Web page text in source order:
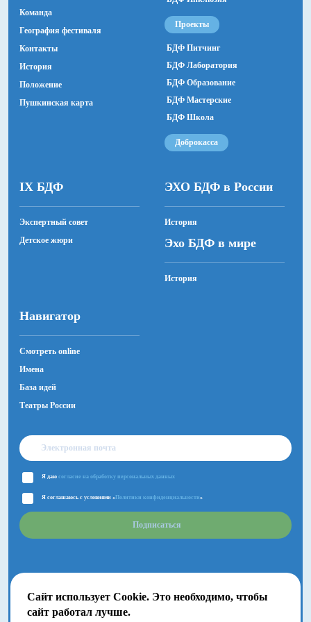
Сайт использует Cookie. Это необходимо, чтобы
сайт работал лучше.
Борис Карташёв
Педагог по кукловождению
Оксана Царёва
Руководитель проекта
Илья Александров
Валерия Чумакова, Арина Короленко, Мария
Никитина, Илария Никитина, Софья Смирнова,
Мария Мерчина, Софья Орловская, Никита Мосин,
Артём Гейкер, Артемий Саменко, Вячеслав
Окладников.
Фёдор Сенчуков, Александр Лопатин, Евгения
Команда
География фестиваля
Контакты
История
Положение
Пушкинская карта
Проекты
БДФ Питчинг
БДФ Лаборатория
БДФ Образование
БДФ Мастерские
БДФ Школа
Доброкасса
IX БДФ
Экспертный совет
Детское жюри
ЭХО БДФ в России
История
Эхо БДФ в мире
История
Навигатор
Смотреть online
Имена
База идей
Театры России
Я даю согласие на обработку персональных данных
Я соглашаюсь с условиями « Политики конфиденциальности»
Подписаться